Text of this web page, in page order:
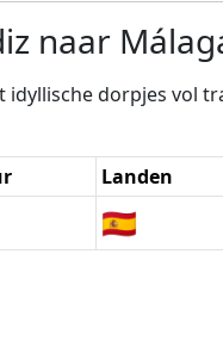
naar
dorpjes vol
Landen
🇪🇸